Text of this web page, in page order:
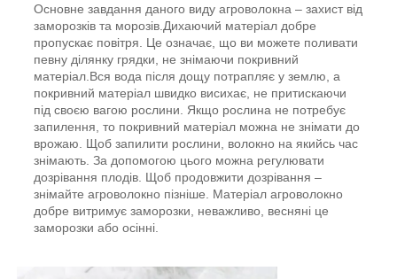
Основне завдання даного виду агроволокна – захист від
заморозків та морозів.Дихаючий матеріал добре
пропускає повітря. Це означає, що ви можете поливати
певну ділянку грядки, не знімаючи покривний
матеріал.Вся вода після дощу потрапляє у землю, а
покривний матеріал швидко висихає, не притискаючи
під своєю вагою рослини. Якщо рослина не потребує
запилення, то покривний матеріал можна не знімати до
врожаю. Щоб запилити рослини, волокно на якийсь час
знімають. За допомогою цього можна регулювати
дозрівання плодів. Щоб продовжити дозрівання –
знімайте агроволокно пізніше. Матеріал агроволокно
добре витримує заморозки, неважливо, весняні це
заморозки або осінні.